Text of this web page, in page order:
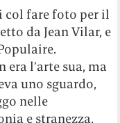
col fare foto per il
da Jean Vilar, e
l’arte sua, ma
uno sguardo,
nelle
e stranezza,